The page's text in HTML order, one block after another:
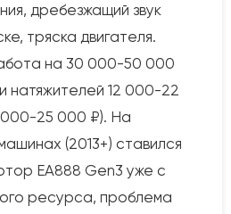
дребезжащий звук
тряска двигателя.
на 30 000-50 000
натяжителей 12 000-22
25 000 ₽). На
(2013+) ставился
EA888 Gen3 уже с
ресурса, проблема